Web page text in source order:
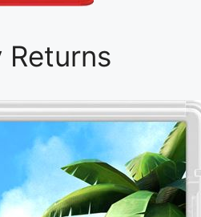
Returns